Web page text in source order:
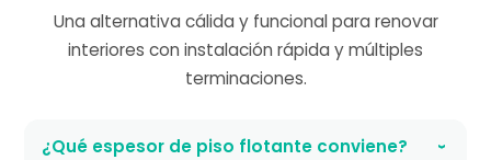
Una alternativa cálida y funcional para renovar
interiores con instalación rápida y múltiples
terminaciones.
¿Qué espesor de piso flotante conviene? ›